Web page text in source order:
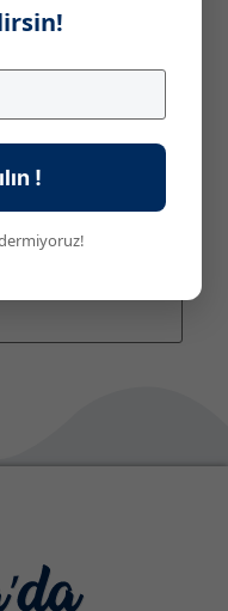
ve fırsatları
!